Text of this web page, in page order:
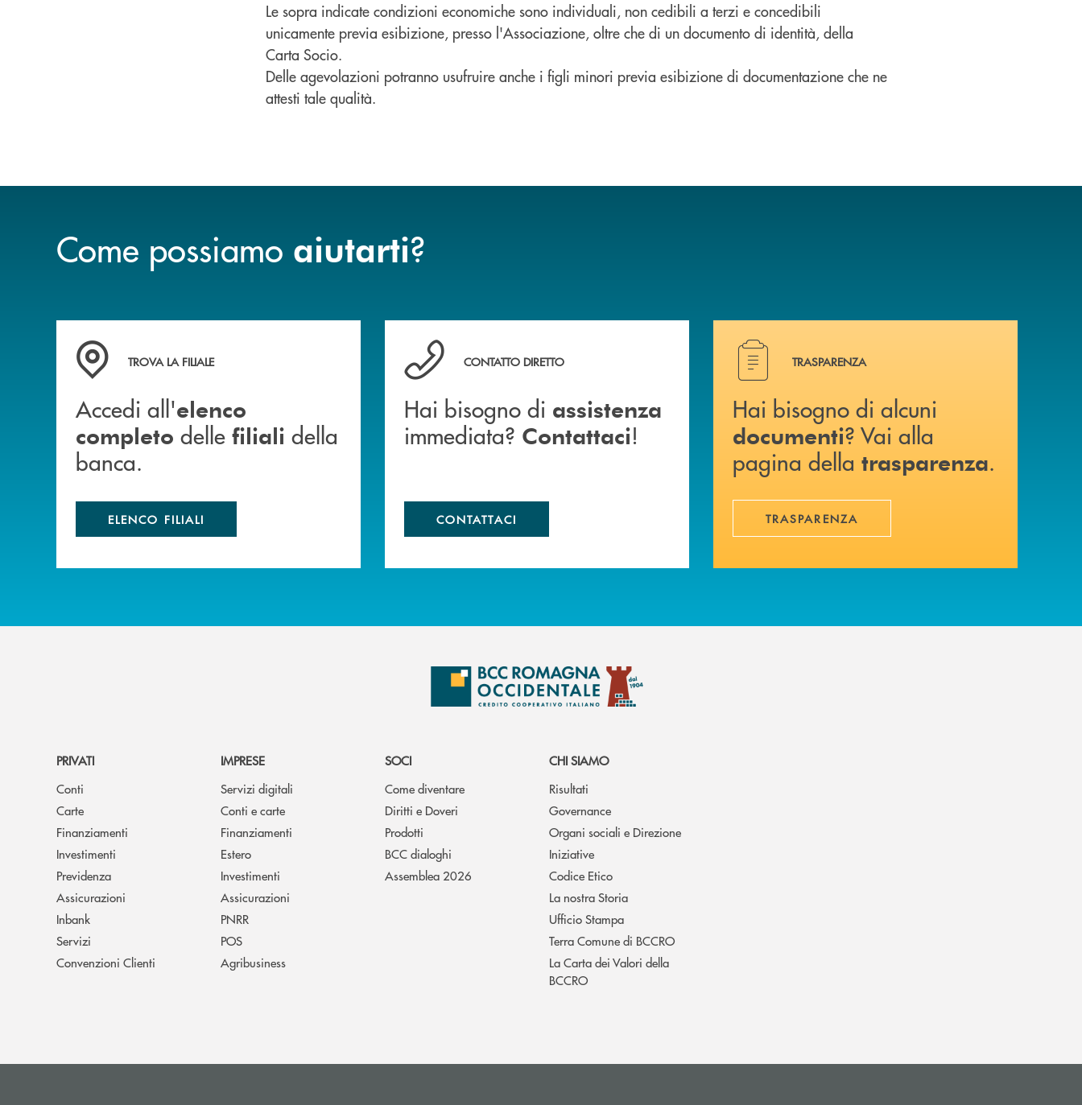
Le sopra indicate condizioni economiche sono individuali, non cedibili a terzi e concedibili
unicamente previa esibizione, presso l'Associazione, oltre che di un documento di identità, della
Carta Socio.
Delle agevolazioni potranno usufruire anche i figli minori previa esibizione di documentazione che ne
attesti tale qualità.
Come possiamo aiutarti?
Accedi all' elenco completo delle filiali della banca.
TROVA LA FILIALE
Accedi all'elenco
completo delle filiali della
banca.
ELENCO FILIALI
Hai bisogno di assistenza immediata? Contattaci !
CONTATTO DIRETTO
Hai bisogno di assistenza
immediata? Contattaci!
CONTATTACI
Hai bisogno di alcuni documenti ? Vai alla pagina della
TRASPARENZA
Hai bisogno di alcuni
documenti? Vai alla
pagina della trasparenza.
TRASPARENZA
PRIVATI
Conti
Carte
Finanziamenti
Investimenti
Previdenza
Assicurazioni
Inbank
Servizi
Convenzioni Clienti
IMPRESE
Servizi digitali
Conti e carte
Finanziamenti
Estero
Investimenti
Assicurazioni
PNRR
POS
Agribusiness
SOCI
Come diventare
Diritti e Doveri
Prodotti
BCC dialoghi
Assemblea 2026
CHI SIAMO
Risultati
Governance
Organi sociali e Direzione
Iniziative
Codice Etico
La nostra Storia
Ufficio Stampa
Terra Comune di BCCRO
La Carta dei Valori della
BCCRO